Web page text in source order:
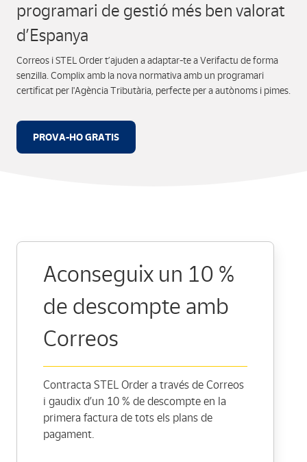
programari de gestió més ben valorat
d’Espanya
Correos i STEL Order t’ajuden a adaptar-te a Verifactu de forma
senzilla. Complix amb la nova normativa amb un programari
certificat per l'Agència Tributària, perfecte per a autònoms i pimes.
PROVA-HO GRATIS
Aconseguix un 10 %
de descompte amb
Correos
Contracta STEL Order a través de Correos
i gaudix d’un 10 % de descompte en la
primera factura de tots els plans de
pagament.